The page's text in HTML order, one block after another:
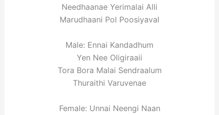
Needhaanae Yerimalai Alli
Marudhaani Pol Poosiyaval
Male: Ennai Kandadhum
Yen Nee Oligiraaii
Tora Bora Malai Sendraalum
Thuraithi Varuvenae
Female: Unnai Neengi Naan